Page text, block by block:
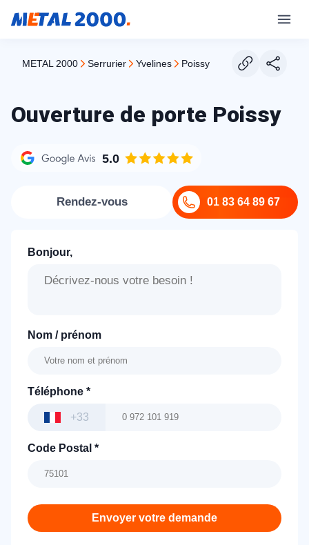
METAL 2000 serrurier yvelines poissy
Ouverture de porte Poissy
5.0
01 83 64 89 67
Rendez-vous
Bonjour,
Nom / prénom
Téléphone *
+33
Code Postal *
Envoyer votre demande